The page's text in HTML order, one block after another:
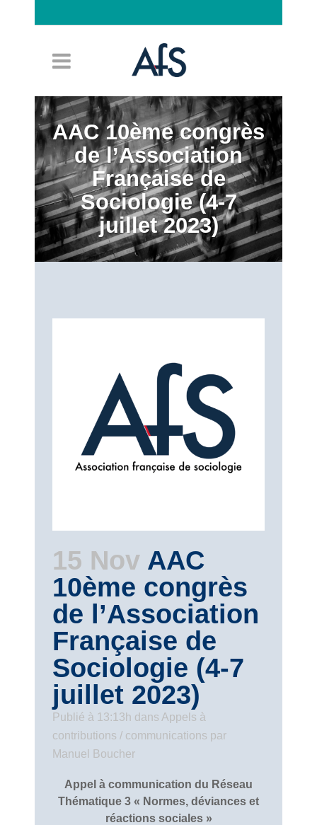
AAC 10ème congrès
de l’Association
Française de
Sociologie (4-7
juillet 2023)
15 Nov AAC
10ème congrès
de l’Association
Française de
Sociologie (4-7
juillet 2023)
Publié à 13:13h dans Appels à
contributions / communications par
Manuel Boucher
Appel à communication du Réseau
Thématique 3 « Normes, déviances et
réactions sociales »